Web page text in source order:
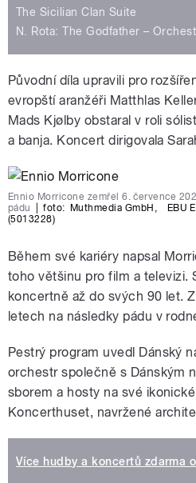
The Sicilian Clan Suite
N. Rota: The Godfather –
Původní díla upravili pro
evropští aranžéři Matthlas
Mads Kjølby obstaral v roli
a banja. Koncert dirigovala
Ennio Morricone zemřel 6. července
pádu
foto: Muthmedia GmbH ,
EBU
(5013228)
Během své kariéry napsal
toho většinu pro film a televizi.
koncertně až do svých 90 let.
letech na následky pádu v
Pestrý program uvedl Dánský
orchestr společně s Dánským
sborem a hosty na své
Koncerthuset, navržené
Více hudby a koncertů zdarma